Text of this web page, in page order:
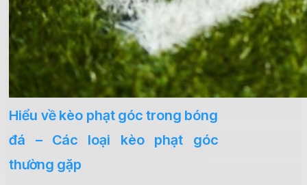
Hiểu về kèo phạt góc trong bóng
đá – Các loại kèo phạt góc
thường gặp